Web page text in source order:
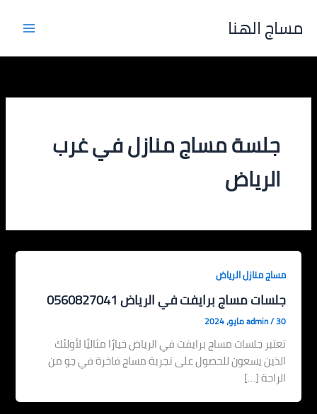
مساج الهنا
جلسة مساج منازل في غرب
الرياض
مساج منازل الرياض
جلسات مساج برايفت في الرياض 0560827041
admin/30 مايو، 2024
تعتبر جلسات مساج برايفت في الرياض خيارًا مثاليًا لأولئك
الذين يسعون للحصول على تجربة مساج فاخرة في جو من
الراحة […]